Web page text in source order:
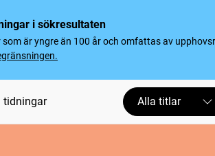
i sökresultaten
är yngre än 100 år och omfattas av
tidningar Alla titlar